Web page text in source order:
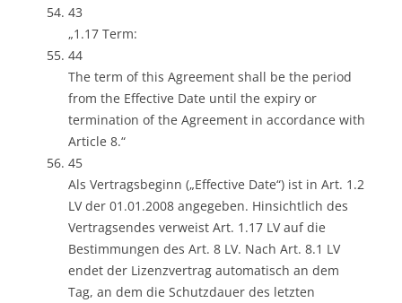
43
„1.17 Term:
44
The term of this Agreement shall be the period
from the Effective Date until the expiry or
termination of the Agreement in accordance with
Article 8.“
45
Als Vertragsbeginn („Effective Date“) ist in Art. 1.2
LV der 01.01.2008 angegeben. Hinsichtlich des
Vertragsendes verweist Art. 1.17 LV auf die
Bestimmungen des Art. 8 LV. Nach Art. 8.1 LV
endet der Lizenzvertrag automatisch an dem
Tag, an dem die Schutzdauer des letzten